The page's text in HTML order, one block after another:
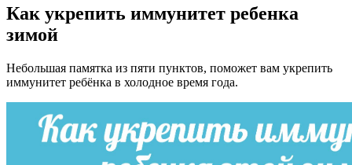
Как укрепить иммунитет ребенка
зимой
Небольшая памятка из пяти пунктов, поможет вам укрепить
иммунитет ребёнка в холодное время года.